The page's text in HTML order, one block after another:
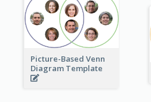
Picture-Based Venn
Diagram Template